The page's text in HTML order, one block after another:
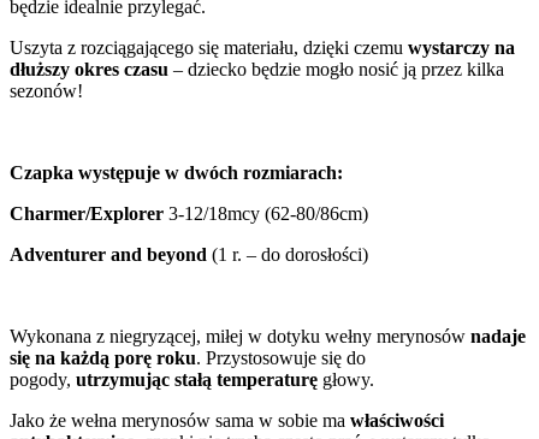
msc
będzie idealnie przylegać.
Uszyta z rozciągającego się materiału, dzięki czemu wystarczy na
dłuższy okres czasu – dziecko będzie mogło nosić ją przez kilka
sezonów!
Czapka występuje w dwóch rozmiarach:
Charmer/Explorer 3-12/18mcy (62-80/86cm)
Adventurer and beyond (1 r. – do dorosłości)
Wykonana z niegryzącej, miłej w dotyku wełny merynosów nadaje
się na każdą porę roku. Przystosowuje się do
pogody, utrzymując stałą temperaturę głowy.
Jako że wełna merynosów sama w sobie ma właściwości